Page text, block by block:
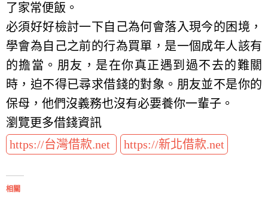
了家常便飯。
必須好好檢討一下自己為何會落入現今的困境，
學會為自己之前的行為買單，是一個成年人該有
的擔當。朋友，是在你真正遇到過不去的難關
時，迫不得已尋求借錢的對象。朋友並不是你的
保母，他們沒義務也沒有必要養你一輩子。
瀏覽更多借錢資訊
https://台灣借款.net
https://新北借款.net
相關